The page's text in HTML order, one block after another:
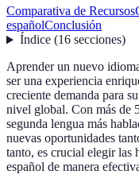
Comparativa de Recursos
españolConclusión
Índice(16 secciones)
Aprender un nuevo
ser una experiencia
creciente demanda para
nivel global. Con más de
segunda lengua más
nuevas oportunidades
tanto, es crucial elegir las
español de manera